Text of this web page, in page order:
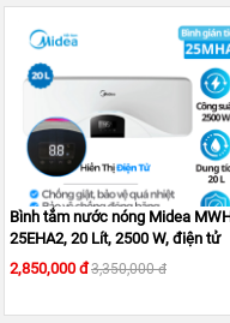
ĐỂ
BÀN
LỌC
NƯỚC
RO
KANGAROO
MÁY
LỌC
NƯỚC
HYDROGEN
Bình tắm nước nóng Midea
25EHA2, 20 Lít, 2500 W, điện tử
2,850,000 đ3,350,000 đ